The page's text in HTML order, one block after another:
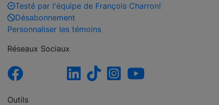
Testé par l'équipe de François Charron!
Désabonnement
Personnaliser les témoins
Réseaux Sociaux
Outils